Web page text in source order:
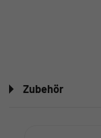
Zubehör